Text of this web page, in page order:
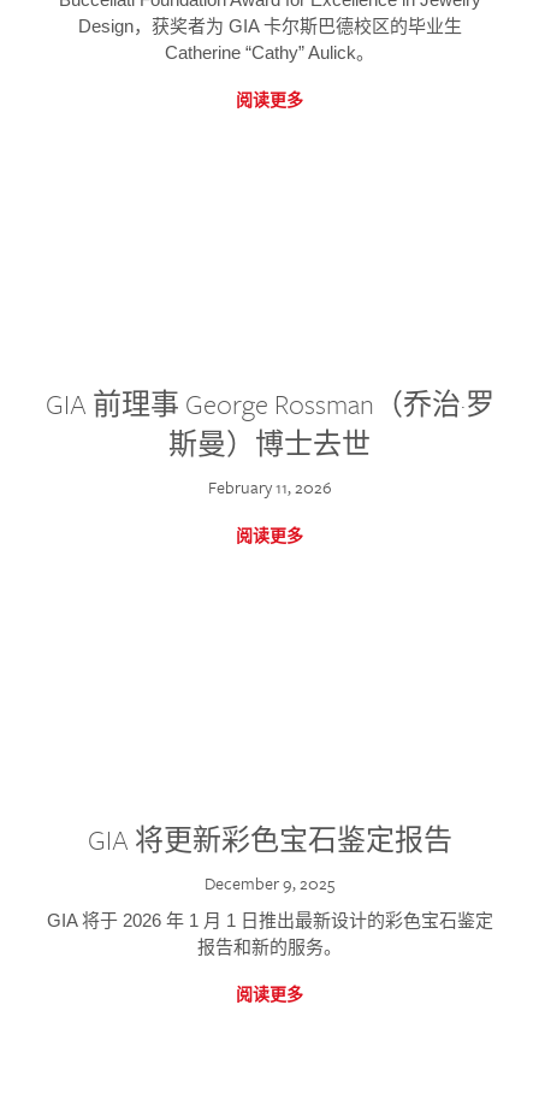
Design，获奖者为 GIA 卡尔斯巴德校区的毕业生
Catherine “Cathy” Aulick。
阅读更多
GIA 前理事 George Rossman（乔治·罗
斯曼）博士去世
February 11, 2026
阅读更多
GIA 将更新彩色宝石鉴定报告
December 9, 2025
GIA 将于 2026 年 1 月 1 日推出最新设计的彩色宝石鉴定
报告和新的服务。
阅读更多